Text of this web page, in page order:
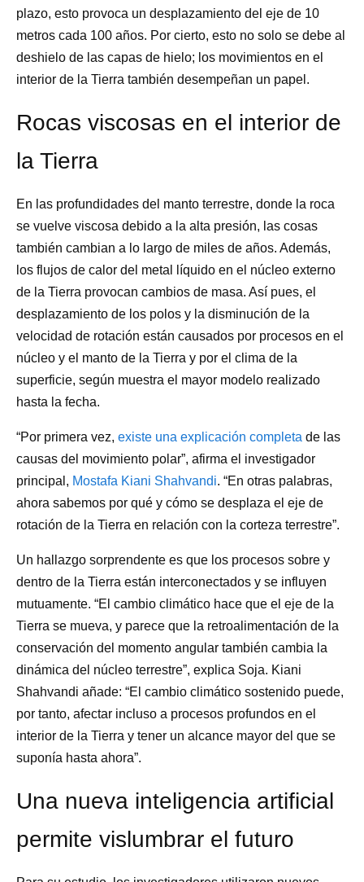
plazo, esto provoca un desplazamiento del eje de 10
metros cada 100 años. Por cierto, esto no solo se debe al
deshielo de las capas de hielo; los movimientos en el
interior de la Tierra también desempeñan un papel.
Rocas viscosas en el interior de
la Tierra
En las profundidades del manto terrestre, donde la roca
se vuelve viscosa debido a la alta presión, las cosas
también cambian a lo largo de miles de años. Además,
los flujos de calor del metal líquido en el núcleo externo
de la Tierra provocan cambios de masa. Así pues, el
desplazamiento de los polos y la disminución de la
velocidad de rotación están causados por procesos en el
núcleo y el manto de la Tierra y por el clima de la
superficie, según muestra el mayor modelo realizado
hasta la fecha.
“Por primera vez, existe una explicación completa de las
causas del movimiento polar”, afirma el investigador
principal, Mostafa Kiani Shahvandi. “En otras palabras,
ahora sabemos por qué y cómo se desplaza el eje de
rotación de la Tierra en relación con la corteza terrestre”.
Un hallazgo sorprendente es que los procesos sobre y
dentro de la Tierra están interconectados y se influyen
mutuamente. “El cambio climático hace que el eje de la
Tierra se mueva, y parece que la retroalimentación de la
conservación del momento angular también cambia la
dinámica del núcleo terrestre”, explica Soja. Kiani
Shahvandi añade: “El cambio climático sostenido puede,
por tanto, afectar incluso a procesos profundos en el
interior de la Tierra y tener un alcance mayor del que se
suponía hasta ahora”.
Una nueva inteligencia artificial
permite vislumbrar el futuro